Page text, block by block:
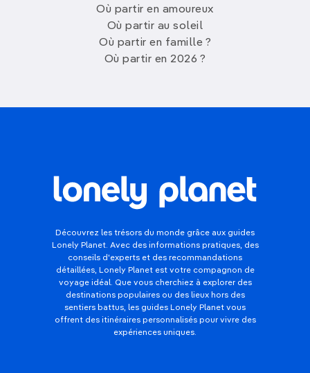
Où partir en amoureux
Où partir au soleil
Où partir en famille ?
Où partir en 2026 ?
Découvrez les trésors du monde grâce aux guides
Lonely Planet. Avec des informations pratiques, des
conseils d'experts et des recommandations
détaillées, Lonely Planet est votre compagnon de
voyage idéal. Que vous cherchiez à explorer des
destinations populaires ou des lieux hors des
sentiers battus, les guides Lonely Planet vous
offrent des itinéraires personnalisés pour vivre des
expériences uniques.